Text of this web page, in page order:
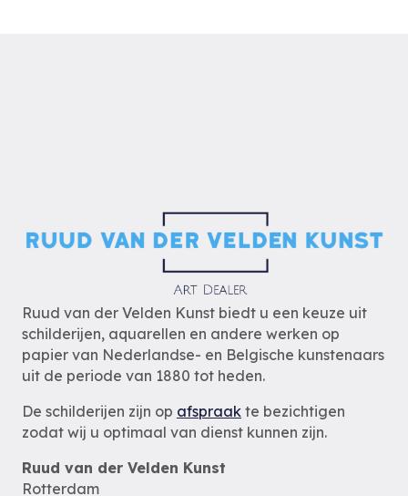
Ruud van der Velden Kunst biedt u een keuze uit
schilderijen, aquarellen en andere werken op
papier van Nederlandse- en Belgische kunstenaars
uit de periode van 1880 tot heden.
De schilderijen zijn op afspraak te bezichtigen
zodat wij u optimaal van dienst kunnen zijn.
Ruud van der Velden Kunst
Rotterdam